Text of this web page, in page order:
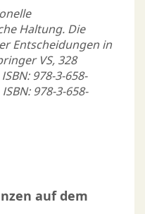
Haltung. Die
Entscheidungen in
VS, 328
978-3-658-
978-3-658-
auf dem